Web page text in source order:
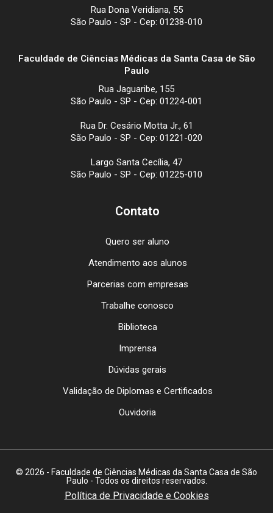
Rua Dona Veridiana, 55
São Paulo - SP - Cep: 01238-010
Faculdade de Ciências Médicas da Santa Casa de São
Paulo
Rua Jaguaribe, 155
São Paulo - SP - Cep: 01224-001
Rua Dr. Cesário Motta Jr., 61
São Paulo - SP - Cep: 01221-020
Largo Santa Cecília, 47
São Paulo - SP - Cep: 01225-010
Contato
Quero ser aluno
Atendimento aos alunos
Parcerias com empresas
Trabalhe conosco
Biblioteca
Imprensa
Dúvidas gerais
Validação de Diplomas e Certificados
Ouvidoria
© 2026 - Faculdade de Ciências Médicas da Santa Casa de São
Paulo - Todos os direitos reservados.
Política de Privacidade e Cookies